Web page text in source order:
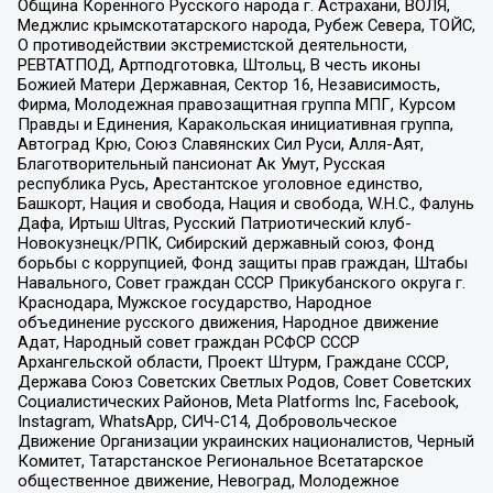
Община Коренного Русского народа г. Астрахани, ВОЛЯ,
Меджлис крымскотатарского народа, Рубеж Севера, ТОЙС,
О противодействии экстремистской деятельности,
РЕВТАТПОД, Артподготовка, Штольц, В честь иконы
Божией Матери Державная, Сектор 16, Независимость,
Фирма, Молодежная правозащитная группа МПГ, Курсом
Правды и Единения, Каракольская инициативная группа,
Автоград Крю, Союз Славянских Сил Руси, Алля-Аят,
Благотворительный пансионат Ак Умут, Русская
республика Русь, Арестантское уголовное единство,
Башкорт, Нация и свобода, Нация и свобода, W.H.С., Фалунь
Дафа, Иртыш Ultras, Русский Патриотический клуб-
Новокузнецк/РПК, Сибирский державный союз, Фонд
борьбы с коррупцией, Фонд защиты прав граждан, Штабы
Навального, Совет граждан СССР Прикубанского округа г.
Краснодара, Мужское государство, Народное
объединение русского движения, Народное движение
Адат, Народный совет граждан РСФСР СССР
Архангельской области, Проект Штурм, Граждане СССР,
Держава Союз Советских Светлых Родов, Совет Советских
Социалистических Районов, Meta Platforms Inc, Facebook,
Instagram, WhatsApp, СИЧ-С14, Добровольческое
Движение Организации украинских националистов, Черный
Комитет, Татарстанское Региональное Всетатарское
общественное движение, Невоград, Молодежное